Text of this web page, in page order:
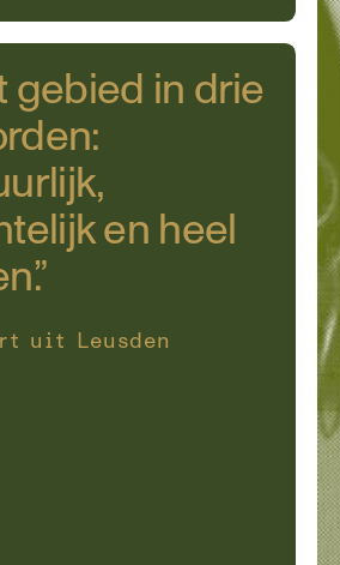
gebied in drie
en heel
uit Leusden